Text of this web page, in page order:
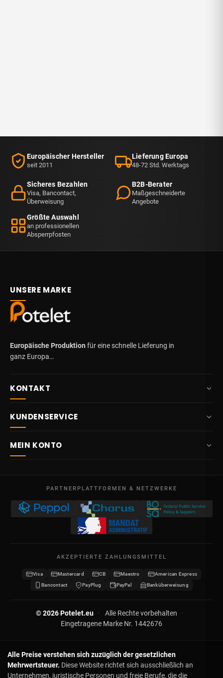
Europäischer Hersteller
seit 2011
Lieferung Europa
48-72 Std. Werktags
Sicheres Bezahlen
Visa, Bancontact,
Überweisung
B2B-Berater
Maßgeschneiderte
Angebote
Größte Auswahl
an professionellen
Absperrpfosten
UNSERE MARKE
Europäische Produktion für eine schnelle Lieferung in
ganz Europa…
KONTAKT
Mo – Fr
09:00 – 17:00
USt-IdNr. BE 0641.740.320 - Lüttich
KUNDENSERVICE
Lieferung
AGB
Datenschutz
MEIN KONTO
Meine Gutschriften
Meine Gutscheine
Wiederverkäufer werden
PARTNERPLATTFORMEN & NETZWERKE
AKZEPTIERTE ZAHLUNGSMITTEL
Visa Mastercard CB Maestro
American Express
Bancontact
PayPlug PayPal Banküberweisung
© 2026 Potelet.eu · Alle Rechte vorbehalten
·
Eingetragene Marke Nr. 1442676
Alle Preise verstehen sich zuzüglich der gesetzlichen
Mehrwertsteuer. Diese Website richtet sich ausschließlich an
Unternehmen, juristische Personen und freie Berufe, die die